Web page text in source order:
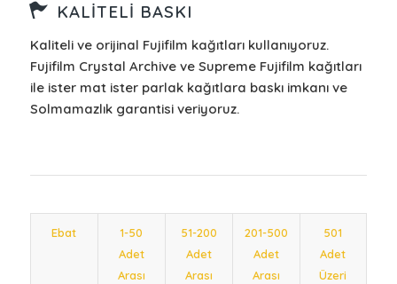
KALITELI BASKI
Kaliteli ve orijinal Fujifilm kağıtları kullanıyoruz.
Fujifilm Crystal Archive ve Supreme Fujifilm kağıtları
ile ister mat ister parlak kağıtlara baskı imkanı ve
Solmamazlık garantisi veriyoruz.
Ebat
1-50
Adet
Arası
51-200
Adet
Arası
201-500
Adet
Arası
501
Adet
Üzeri